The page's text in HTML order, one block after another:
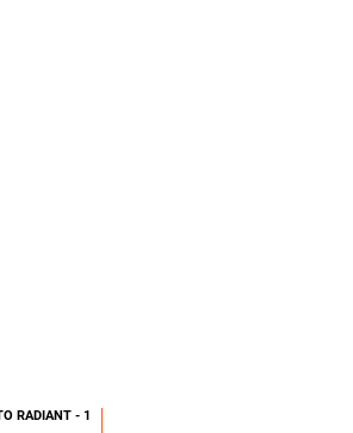
RADIANT - 1